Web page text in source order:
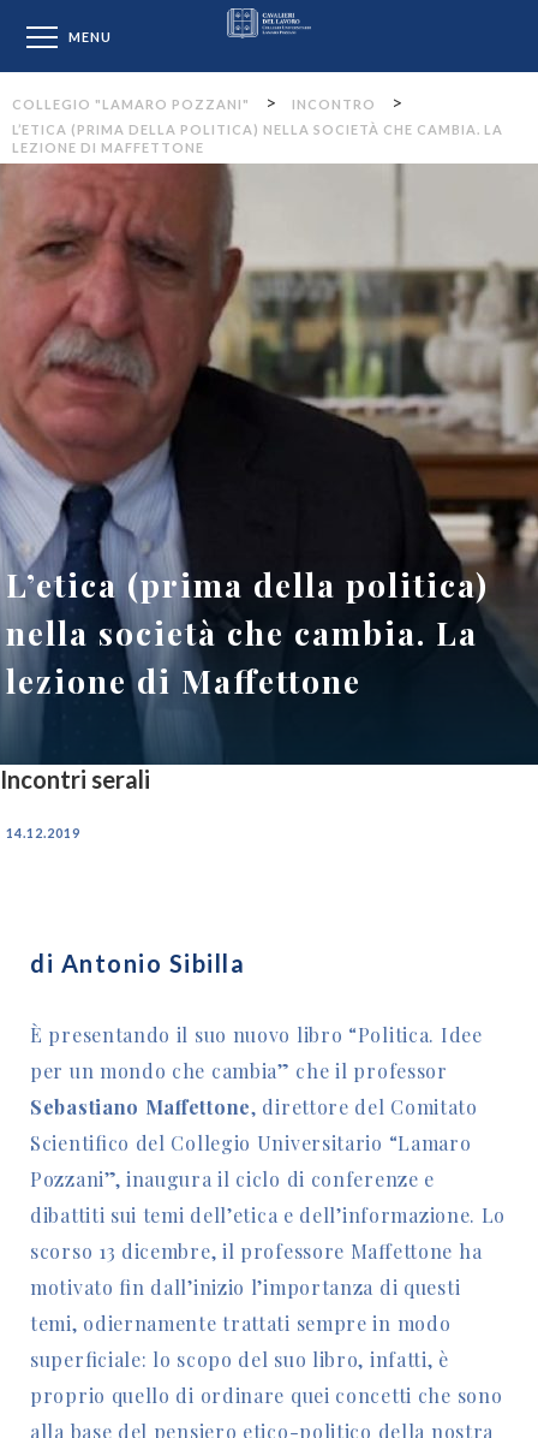
MENU
COLLEGIO "LAMARO POZZANI" > INCONTRO >
L’ETICA (PRIMA DELLA POLITICA) NELLA SOCIETÀ CHE CAMBIA. LA
LEZIONE DI MAFFETTONE
L’etica (prima della politica)
nella società che cambia. La
lezione di Maffettone
Incontri serali
14.12.2019
di Antonio Sibilla
È presentando il suo nuovo libro “Politica. Idee
per un mondo che cambia” che il professor
Sebastiano Maffettone, direttore del Comitato
Scientifico del Collegio Universitario “Lamaro
Pozzani”, inaugura il ciclo di conferenze e
dibattiti sui temi dell’etica e dell’informazione. Lo
scorso 13 dicembre, il professore Maffettone ha
motivato fin dall’inizio l’importanza di questi
temi, odiernamente trattati sempre in modo
superficiale: lo scopo del suo libro, infatti, è
proprio quello di ordinare quei concetti che sono
alla base del pensiero etico-politico della nostra